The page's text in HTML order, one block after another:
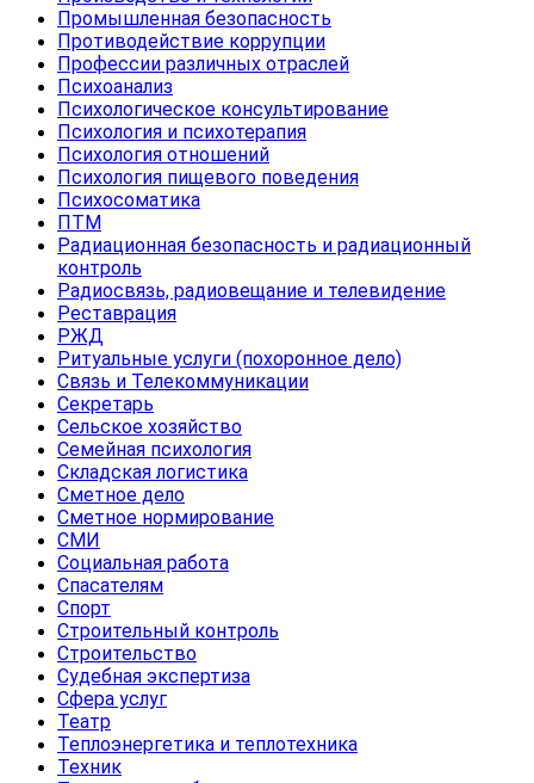
Промышленная безопасность
Противодействие коррупции
Профессии различных отраслей
Психоанализ
Психологическое консультирование
Психология и психотерапия
Психология отношений
Психология пищевого поведения
Психосоматика
ПТМ
Радиационная безопасность и радиационный
контроль
Радиосвязь, радиовещание и телевидение
Реставрация
РЖД
Ритуальные услуги (похоронное дело)
Связь и Телекоммуникации
Секретарь
Сельское хозяйство
Семейная психология
Складская логистика
Сметное дело
Сметное нормирование
СМИ
Социальная работа
Спасателям
Спорт
Строительный контроль
Строительство
Судебная экспертиза
Сфера услуг
Театр
Теплоэнергетика и теплотехника
Техник